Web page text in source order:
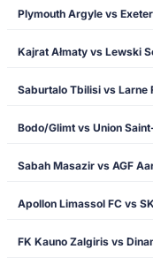
Plymouth Argyle vs Exeter
Kajrat Ałmaty vs Lewski
Saburtalo Tbilisi vs Larne
Bodo/Glimt vs Union
Sabah Masazir vs AGF
Apollon Limassol FC vs
FK Kauno Zalgiris vs